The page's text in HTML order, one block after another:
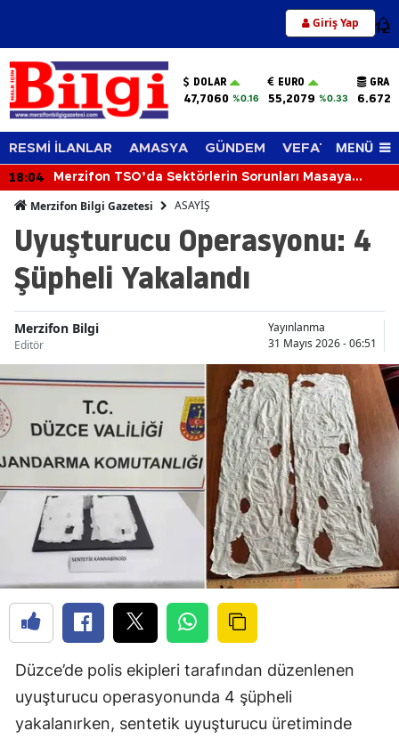
Giriş Yap 12
DOLAR
47,7060 %0.16
EURO
55,2079 %0.33
RESMİ İLANLAR AMASYA GÜNDEM VEFAT EDENLER
MENÜ
18:04
Merzifon TSO’da Sektörlerin Sorunları Masaya
Merzifon Bilgi Gazetesi ASAYİŞ
Uyuşturucu Operasyonu: 4
Şüpheli Yakalandı
Merzifon Bilgi
Editör
Yayınlanma
31 Mayıs 2026 - 06:51
Düzce’de polis ekipleri tarafından düzenlenen
uyuşturucu operasyonunda 4 şüpheli
yakalanırken, sentetik uyuşturucu üretiminde